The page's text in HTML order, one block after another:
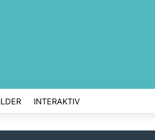
INTERAKTIV